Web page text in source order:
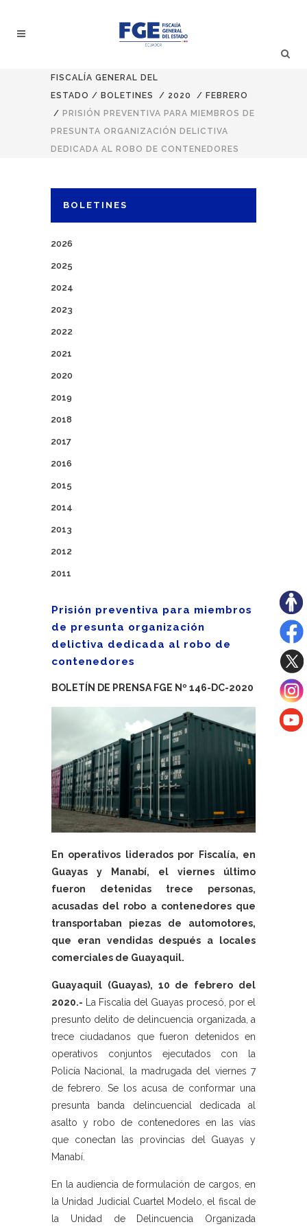
FISCALÍA GENERAL DEL
ESTADO / BOLETINES / 2020 / FEBRERO
/ PRISIÓN PREVENTIVA PARA MIEMBROS DE
PRESUNTA ORGANIZACIÓN DELICTIVA
DEDICADA AL ROBO DE CONTENEDORES
BOLETINES
2026
2025
2024
2023
2022
2021
2020
2019
2018
2017
2016
2015
2014
2013
2012
2011
Prisión preventiva para miembros
de presunta organización
delictiva dedicada al robo de
contenedores
BOLETÍN DE PRENSA FGE Nº 146-DC-2020
En operativos liderados por Fiscalía, en
Guayas y Manabí, el viernes último
fueron detenidas trece personas,
acusadas del robo a contenedores que
transportaban piezas de automotores,
que eran vendidas después a locales
comerciales de Guayaquil.
Guayaquil (Guayas), 10 de febrero del
2020.- La Fiscalía del Guayas procesó, por el
presunto delito de delincuencia organizada, a
trece ciudadanos que fueron detenidos en
operativos conjuntos ejecutados con la
Policía Nacional, la madrugada del viernes 7
de febrero. Se los acusa de conformar una
presunta banda delincuencial dedicada al
asalto y robo de contenedores en las vías
que conectan las provincias del Guayas y
Manabí.
En la audiencia de formulación de cargos, en
la Unidad Judicial Cuartel Modelo, el fiscal de
la Unidad de Delincuencia Organizada